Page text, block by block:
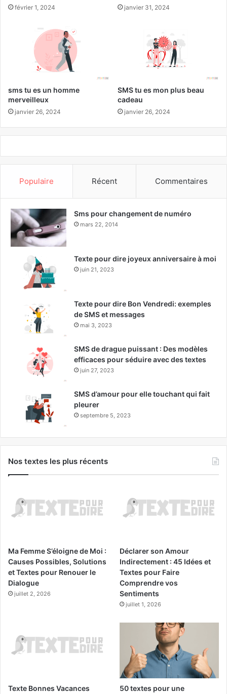
février 1, 2024 janvier 31, 2024
sms tu es un homme
merveilleux
janvier 26, 2024
SMS tu es mon plus beau
cadeau
janvier 26, 2024
Populaire Récent Commentaires
Sms pour changement de numéro
mars 22, 2014
Texte pour dire joyeux anniversaire à moi
juin 21, 2023
Texte pour dire Bon Vendredi: exemples
de SMS et messages
mai 3, 2023
SMS de drague puissant : Des modèles
efficaces pour séduire avec des textes
juin 27, 2023
SMS d’amour pour elle touchant qui fait
pleurer
septembre 5, 2023
Nos textes les plus récents
Ma Femme S’éloigne de Moi :
Causes Possibles, Solutions
et Textes pour Renouer le
Dialogue
juillet 2, 2026
Déclarer son Amour
Indirectement : 45 Idées et
Textes pour Faire
Comprendre vos
Sentiments
juillet 1, 2026
Texte Bonnes Vacances 50 textes pour une